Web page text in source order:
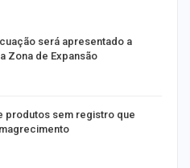
será apresentado a
Zona de Expansão
produtos sem registro que